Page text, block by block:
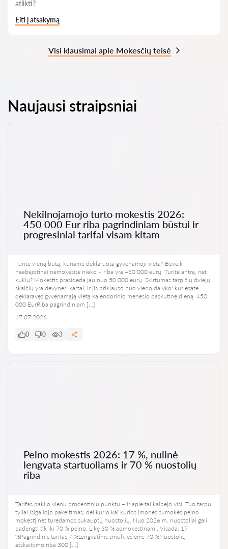
atlikti?
Eiti į atsakymą
Visi klausimai apie Mokesčių teisė
Naujausi straipsniai
Nekilnojamojo turto mokestis 2026:
450 000 Eur riba pagrindiniam būstui ir
progresiniai tarifai visam kitam
Turite vieną butą, kuriame deklaruota gyvenamoji vieta? Beveik
neabejotinai nemokėsite nieko – riba yra 450 000 eurų. Turite antrą, net
kuklų? Mokestis prasideda jau nuo 50 000 eurų. Skirtumas tarp šių dviejų
skaičių yra devyneri kartai, ir jis priklauso nuo vieno dalyko: kur esate
deklaravęs gyvenamąją vietą kalendorinio mėnesio paskutinę dieną. 450
000 EurRiba pagrindiniam […]
17.07.2026
0 0 3
Pelno mokestis 2026: 17 %, nulinė
lengvata startuoliams ir 70 % nuostolių
riba
Tarifas pakilo vienu procentiniu punktu – ir apie tai kalbėjo visi. Tuo tarpu
tyliai įsigaliojo pakeitimas, dėl kurio kai kurios įmonės sumokės pelno
mokestį net turėdamos sukauptų nuostolių. Nuo 2026 m. nuostoliai gali
padengti tik iki 70 % pelno. Likę 30 % apmokestinami. Visada. 17
%Pagrindinis tarifas 7 %Lengvatinis smulkiesiems 70 %Nuostolių
atskaitymo riba 300 […]